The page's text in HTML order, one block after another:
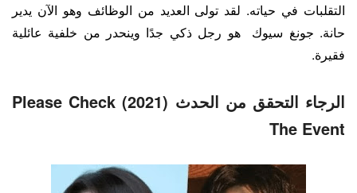
التقلبات في حياته. لقد تولى العديد من الوظائف وهو الآن يدير
حانة. جونغ سيوك هو رجل ذكي جدًا وينحدر من خلفية عائلية
فقيرة.
الرجاء التحقق من الحدث (2021) Please Check
The Event